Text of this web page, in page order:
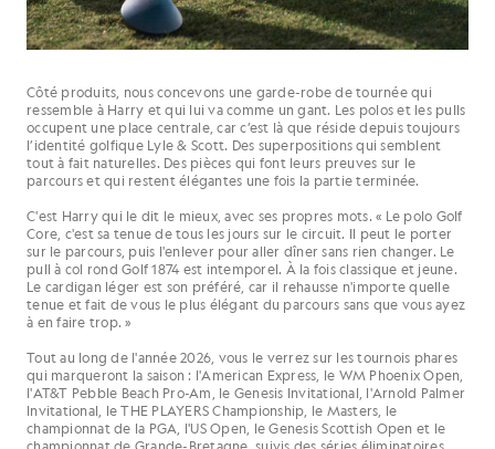
Côté produits, nous concevons une garde-robe de tournée qui
ressemble à Harry et qui lui va comme un gant. Les polos et les pulls
occupent une place centrale, car c’est là que réside depuis toujours
l’identité golfique Lyle & Scott. Des superpositions qui semblent
tout à fait naturelles. Des pièces qui font leurs preuves sur le
parcours et qui restent élégantes une fois la partie terminée.
C'est Harry qui le dit le mieux, avec ses propres mots. « Le polo Golf
Core, c'est sa tenue de tous les jours sur le circuit. Il peut le porter
sur le parcours, puis l'enlever pour aller dîner sans rien changer. Le
pull à col rond Golf 1874 est intemporel. À la fois classique et jeune.
Le cardigan léger est son préféré, car il rehausse n'importe quelle
tenue et fait de vous le plus élégant du parcours sans que vous ayez
à en faire trop. »
Tout au long de l'année 2026, vous le verrez sur les tournois phares
qui marqueront la saison : l'American Express, le WM Phoenix Open,
l'AT&T Pebble Beach Pro-Am, le Genesis Invitational, l'Arnold Palmer
Invitational, le THE PLAYERS Championship, le Masters, le
championnat de la PGA, l'US Open, le Genesis Scottish Open et le
championnat de Grande-Bretagne, suivis des séries éliminatoires.